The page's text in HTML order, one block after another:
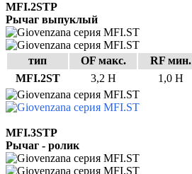
MFI.2STP
Рычаг выпуклый
тип OF макс. RF мин.
MFI.2ST
3,2 Н 1,0 Н
MFI.3STP
Рычаг - ролик